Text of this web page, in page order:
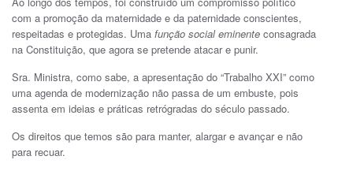
com a promoção da maternidade e da paternidade conscientes,
respeitadas e protegidas. Uma função social eminente consagrada
na Constituição, que agora se pretende atacar e punir.
Sra. Ministra, como sabe, a apresentação do “Trabalho XXI” como
uma agenda de modernização não passa de um embuste, pois
assenta em ideias e práticas retrógradas do século passado.
Os direitos que temos são para manter, alargar e avançar e não
para recuar.